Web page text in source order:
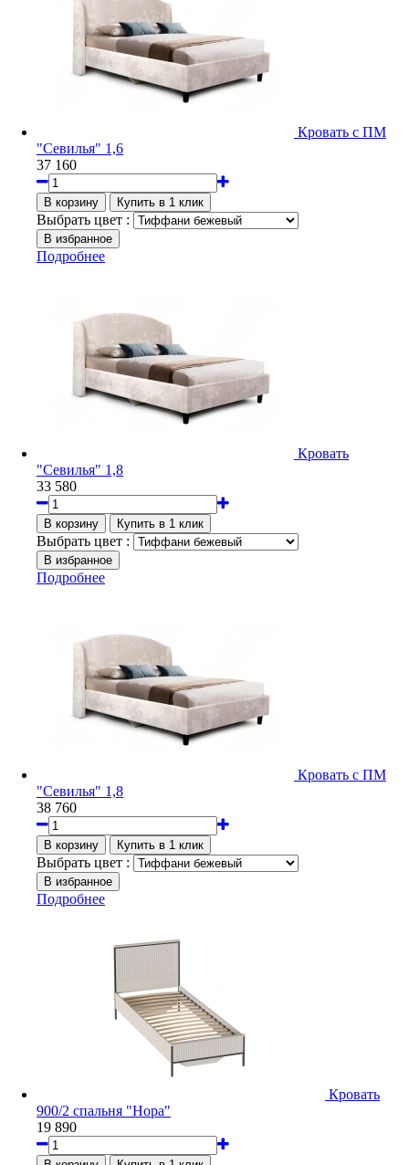
Кровать с ПМ
"Севилья" 1,6
37 160
Выбрать цвет :
Подробнее
Кровать
"Севилья" 1,8
33 580
Выбрать цвет :
Подробнее
Кровать с ПМ
"Севилья" 1,8
38 760
Выбрать цвет :
Подробнее
Кровать
900/2 спальня "Нора"
19 890